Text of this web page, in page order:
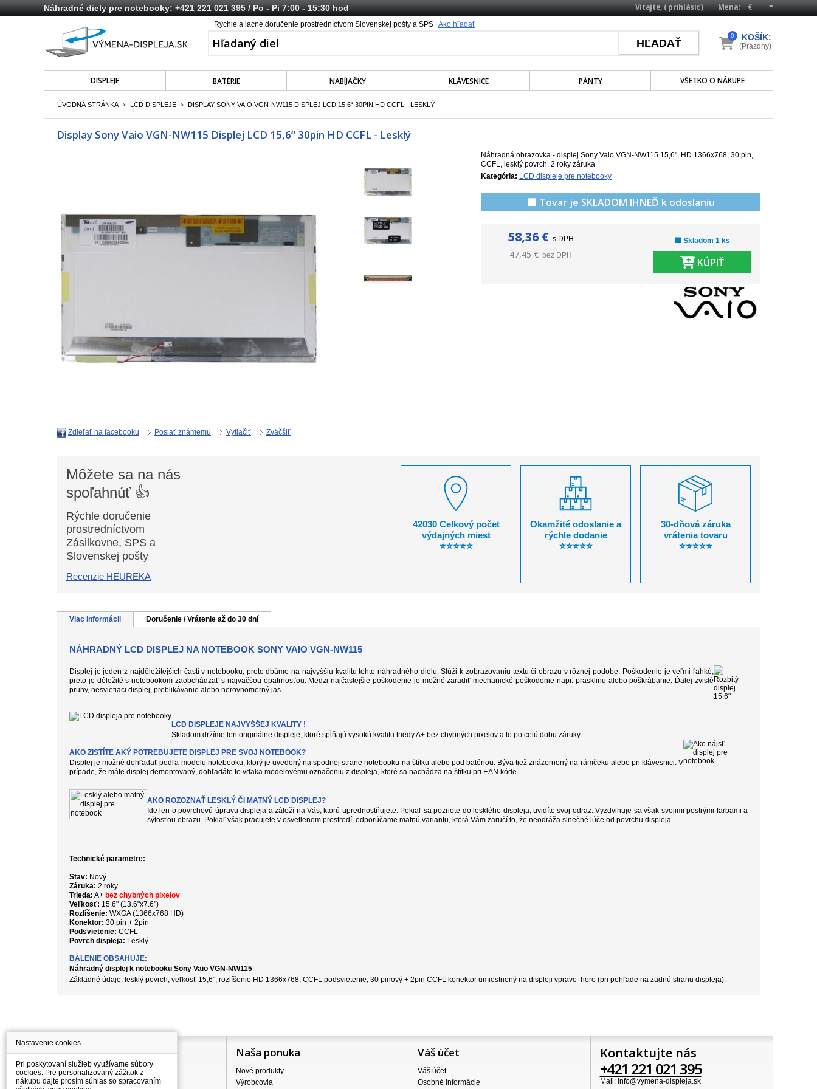
Náhradné diely pre notebooky:+421 221 021 395/ Po - Pi 7:00 - 15:30 hod Mena:
Vitajte, (prihlásiť)
Rýchle a lacné doručenie prostredníctvom Slovenskej pošty a SPS | Ako hľadať
DISPLEJE BATÉRIE NABÍJAČKY KLÁVESNICE PÁNTY VŠETKO O NÁKUPE
KOŠÍK:
0
(Prázdny)
ÚVODNÁ STRÁNKA > LCD DISPLEJE > DISPLAY SONY VAIO VGN-NW115 DISPLEJ LCD 15,6“ 30PIN HD CCFL - LESKLÝ
Display Sony Vaio VGN-NW115 Displej LCD 15,6“ 30pin HD CCFL - Lesklý
Náhradná obrazovka - displej Sony Vaio VGN-NW115 15,6", HD 1366x768, 30 pin,
CCFL, lesklý povrch, 2 roky záruka
Kategória: LCD displeje pre notebooky
🟩 Tovar je SKLADOM IHNEĎ k odoslaniu
58,36 € s DPH
47,45 € bez DPH
🟩 Skladom 1 ks
KÚPIŤ
Zdieľať na facebooku Poslať známemu Vytlačiť Zväčšiť
Môžete sa na nás
spoľahnúť 👍
Rýchle doručenie
prostredníctvom
Zásilkovne, SPS a
Slovenskej pošty
Recenzie HEUREKA
42030 Celkový počet
výdajných miest
⭐⭐⭐⭐⭐
Okamžité odoslanie a
rýchle dodanie
⭐⭐⭐⭐⭐
30-dňová záruka
vrátenia tovaru
⭐⭐⭐⭐⭐
Viac informácii Doručenie / Vrátenie až do 30 dní
NÁHRADNÝ LCD DISPLEJ NA NOTEBOOK SONY VAIO VGN-NW115
Displej je jeden z najdôležitejších častí v notebooku, preto dbáme na najvyššiu kvalitu tohto náhradného dielu. Slúži k zobrazovaniu textu či obrazu v rôznej podobe. Poškodenie je veľmi ľahké,
preto je dôležité s notebookom zaobchádzať s najväčšou opatrnosťou. Medzi najčastejšie poškodenie je možné zaradiť mechanické poškodenie napr. prasklinu alebo poškrábanie. Ďalej zvislé
pruhy, nesvietiaci displej, preblikávanie alebo nerovnomerný jas.
LCD DISPLEJE NAJVYŠŠEJ KVALITY !
Skladom držíme len originálne displeje, ktoré spĺňajú vysokú kvalitu triedy A+ bez chybných pixelov a to po celú dobu záruky.
AKO ZISTÍTE AKÝ POTREBUJETE DISPLEJ PRE SVOJ NOTEBOOK?
Displej je možné dohľadať podľa modelu notebooku, ktorý je uvedený na spodnej strane notebooku na štítku alebo pod batériou. Býva tiež znázornený na rámčeku alebo pri klávesnici. V
prípade, že máte displej demontovaný, dohľadáte to vďaka modelovému označeniu z displeja, ktoré sa nachádza na štítku pri EAN kóde.
AKO ROZOZNAŤ LESKLÝ ČI MATNÝ LCD DISPLEJ?
Ide len o povrchovú úpravu displeja a záleží na Vás, ktorú uprednostňujete. Pokiaľ sa pozriete do lesklého displeja, uvidíte svoj odraz. Vyzdvihuje sa však svojimi pestrými farbami a
sýtosťou obrazu. Pokiaľ však pracujete v osvetlenom prostredí, odporúčame matnú variantu, ktorá Vám zaručí to, že neodráža slnečné lúče od povrchu displeja.
Technické parametre:
Stav: Nový
Záruka: 2 roky
Trieda: A+ bez chybných pixelov
Veľkosť: 15,6" (13.6"x7.6")
Rozlíšenie: WXGA (1366x768 HD)
Konektor: 30 pin + 2pin
Podsvietenie: CCFL
Povrch displeja: Lesklý
BALENIE OBSAHUJE:
Náhradný displej k notebooku Sony Vaio VGN-NW115
Základné údaje: lesklý povrch, veľkosť 15,6", rozlíšenie HD 1366x768, CCFL podsvietenie, 30 pinový + 2pin CCFL konektor umiestnený na displeji vpravo hore (pri pohľade na zadnú stranu displeja).
Information
Všetko o nákupe
Ceny dopravného
Naša ponuka
Nové produkty
Výrobcovia
Váš účet
Váš účet
Osobné informácie
Kontaktujte nás
+421 221 021 395
Mail: info@vymena-displeja.sk
Nastavenie cookies
Pri poskytovaní služieb využívame súbory
cookies. Pre personalizovaný zážitok z
nákupu dajte prosím súhlas so spracovaním